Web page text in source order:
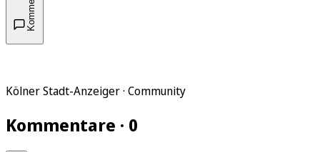
Kölner Stadt-Anzeiger · Community
Kommentare · 0